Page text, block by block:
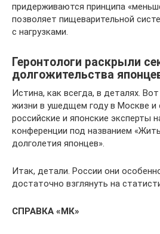
придерживаются принципа
позволяет пищеварительной
с нагрузками.
Геронтологи раскрыли
долгожительства
Истина, как всегда, в деталях.
жизни в ушедщем году в Москве и
российские и японские эксперты
конференции под названием
долголетия японцев».
Итак, детали. России они
достаточно взглянуть на
СПРАВКА «МК»